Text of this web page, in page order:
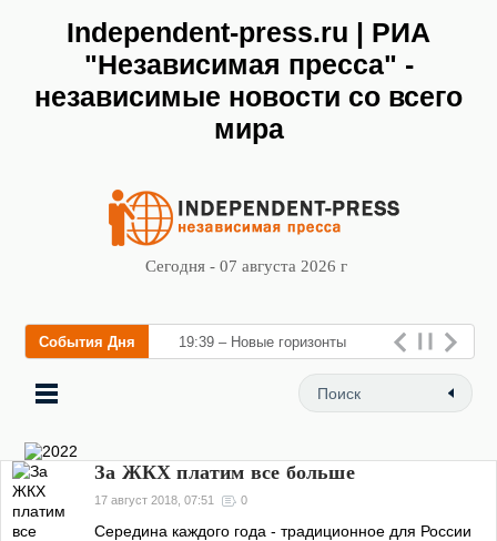
Independent-press.ru | РИА
"Независимая пресса" -
независимые новости со всего
мира
Сегодня - 07 августа 2026 г
События Дня 19:39 – Новые горизонты
флебологии: в Москве
За ЖКХ платим все больше
17 август 2018, 07:51 0
Середина каждого года - традиционное для России